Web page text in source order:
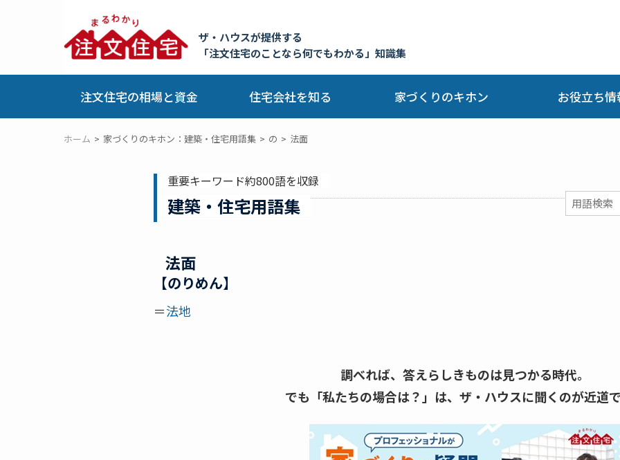
ザ・ハウスが提供する
「注文住宅のことなら何でもわかる」知識集
注文住宅の相場と資金 住宅会社を知る 家づくりのキホン お役立ち情
ホーム 家づくりのキホン：建築・住宅用語集 の 法面
重要キーワード約800語を収録
建築・住宅用語集
法面
【のりめん】
＝法地
調べれば、答えらしきものは見つかる時代。
でも「私たちの場合は？」は、 ザ・ハウスに聞くのが近道